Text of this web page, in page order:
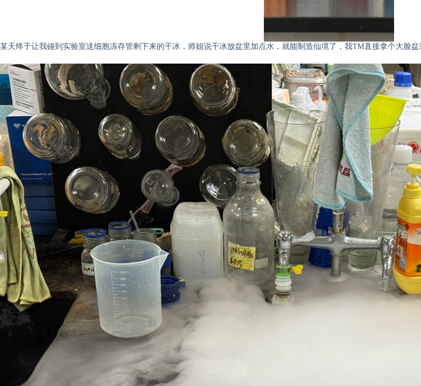
某天终于让我碰到实验室送细胞冻存管剩下来的干冰，师姐说干冰放盆里加点水，就能制造仙境了，我TM直接拿个大脸盆